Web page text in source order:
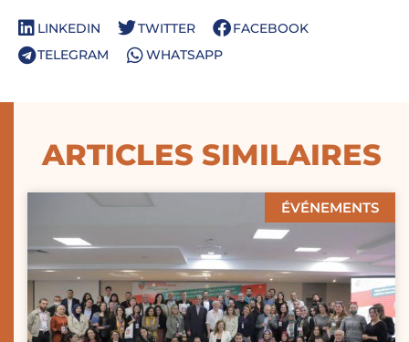
LINKEDIN TWITTER
FACEBOOK
TELEGRAM
WHATSAPP
ARTICLES SIMILAIRES
ÉVÉNEMENTS